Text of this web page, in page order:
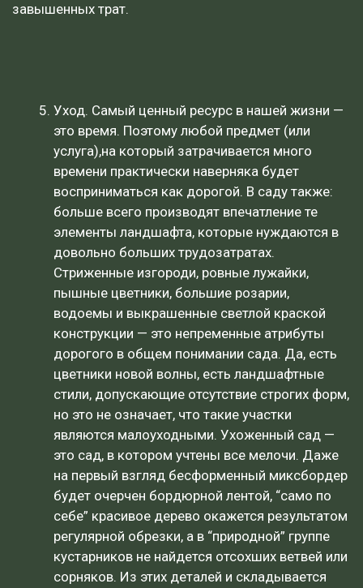
завышенных трат.
Уход. Самый ценный ресурс в нашей жизни —
это время. Поэтому любой предмет (или
услуга),на который затрачивается много
времени практически наверняка будет
восприниматься как дорогой. В саду также:
больше всего производят впечатление те
элементы ландшафта, которые нуждаются в
довольно больших трудозатратах.
Стриженные изгороди, ровные лужайки,
пышные цветники, большие розарии,
водоемы и выкрашенные светлой краской
конструкции — это непременные атрибуты
дорогого в общем понимании сада. Да, есть
цветники новой волны, есть ландшафтные
стили, допускающие отсутствие строгих форм,
но это не означает, что такие участки
являются малоуходными. Ухоженный сад —
это сад, в котором учтены все мелочи. Даже
на первый взгляд бесформенный миксбордер
будет очерчен бордюрной лентой, “само по
себе” красивое дерево окажется результатом
регулярной обрезки, а в “природной” группе
кустарников не найдется отсохших ветвей или
сорняков. Из этих деталей и складывается